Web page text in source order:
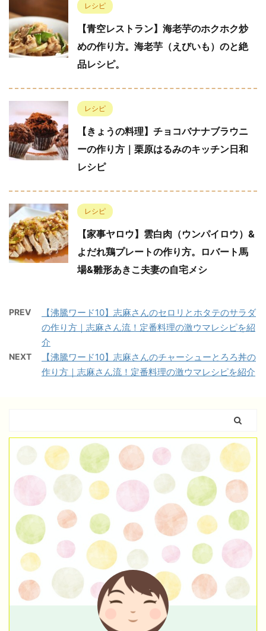
レシピ
【青空レストラン】海老芋のホクホク炒
めの作り方。海老芋（えびいも）のと絶
品レシピ。
レシピ
【きょうの料理】チョコバナナブラウニ
ーの作り方｜栗原はるみのキッチン日和
レシピ
レシピ
【家事ヤロウ】雲白肉（ウンパイロウ）&
よだれ鶏プレートの作り方。ロバート馬
場&雛形あきこ夫妻の自宅メシ
PREV
【沸騰ワード10】志麻さんのセロリとホタテのサラダ
の作り方｜志麻さん流！定番料理の激ウマレシピを紹
介
NEXT
【沸騰ワード10】志麻さんのチャーシューとろろ丼の
作り方｜志麻さん流！定番料理の激ウマレシピを紹介